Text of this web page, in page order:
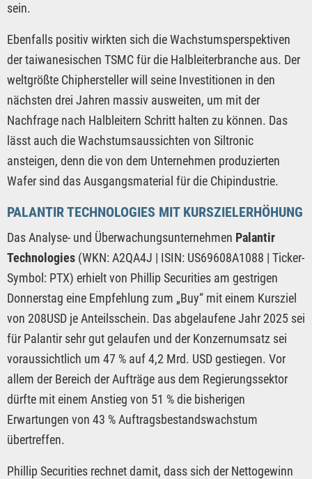
sein.
Ebenfalls positiv wirkten sich die Wachstumsperspektiven
der taiwanesischen TSMC für die Halbleiterbranche aus. Der
weltgrößte Chiphersteller will seine Investitionen in den
nächsten drei Jahren massiv ausweiten, um mit der
Nachfrage nach Halbleitern Schritt halten zu können. Das
lässt auch die Wachstumsaussichten von Siltronic
ansteigen, denn die von dem Unternehmen produzierten
Wafer sind das Ausgangsmaterial für die Chipindustrie.
PALANTIR TECHNOLOGIES MIT KURSZIELERHÖHUNG
Das Analyse- und Überwachungsunternehmen Palantir
Technologies (WKN: A2QA4J | ISIN: US69608A1088 | Ticker-
Symbol: PTX) erhielt von Phillip Securities am gestrigen
Donnerstag eine Empfehlung zum „Buy“ mit einem Kursziel
von 208USD je Anteilsschein. Das abgelaufene Jahr 2025 sei
für Palantir sehr gut gelaufen und der Konzernumsatz sei
voraussichtlich um 47 % auf 4,2 Mrd. USD gestiegen. Vor
allem der Bereich der Aufträge aus dem Regierungssektor
dürfte mit einem Anstieg von 51 % die bisherigen
Erwartungen von 43 % Auftragsbestandswachstum
übertreffen.
Phillip Securities rechnet damit, dass sich der Nettogewinn